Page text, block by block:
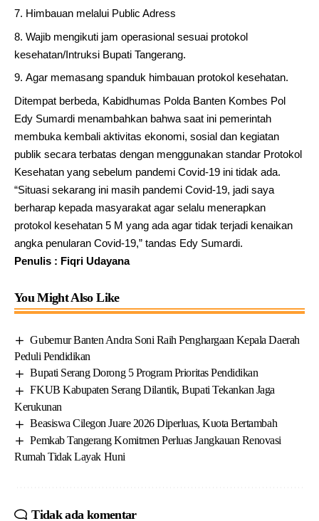
Himbauan melalui Public Adress
Wajib mengikuti jam operasional sesuai protokol
kesehatan/Intruksi Bupati Tangerang.
Agar memasang spanduk himbauan protokol kesehatan.
Ditempat berbeda, Kabidhumas Polda Banten Kombes Pol
Edy Sumardi menambahkan bahwa saat ini pemerintah
membuka kembali aktivitas ekonomi, sosial dan kegiatan
publik secara terbatas dengan menggunakan standar Protokol
Kesehatan yang sebelum pandemi Covid-19 ini tidak ada.
“Situasi sekarang ini masih pandemi Covid-19, jadi saya
berharap kepada masyarakat agar selalu menerapkan
protokol kesehatan 5 M yang ada agar tidak terjadi kenaikan
angka penularan Covid-19,” tandas Edy Sumardi.
Penulis : Fiqri Udayana
You Might Also Like
Gubernur Banten Andra Soni Raih Penghargaan Kepala Daerah
Peduli Pendidikan
Bupati Serang Dorong 5 Program Prioritas Pendidikan
FKUB Kabupaten Serang Dilantik, Bupati Tekankan Jaga
Kerukunan
Beasiswa Cilegon Juare 2026 Diperluas, Kuota Bertambah
Pemkab Tangerang Komitmen Perluas Jangkauan Renovasi
Rumah Tidak Layak Huni
Tidak ada komentar